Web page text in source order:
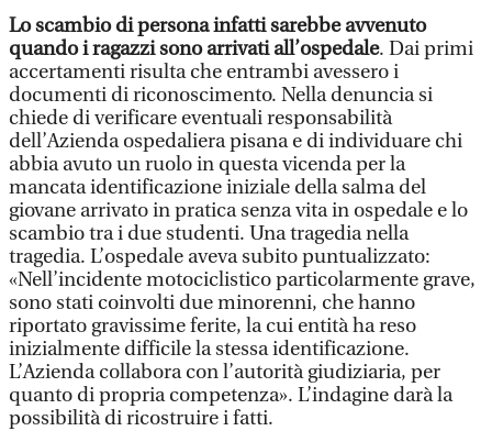
Lo scambio di persona infatti sarebbe avvenuto
quando i ragazzi sono arrivati all’ospedale. Dai primi
accertamenti risulta che entrambi avessero i
documenti di riconoscimento. Nella denuncia si
chiede di verificare eventuali responsabilità
dell’Azienda ospedaliera pisana e di individuare chi
abbia avuto un ruolo in questa vicenda per la
mancata identificazione iniziale della salma del
giovane arrivato in pratica senza vita in ospedale e lo
scambio tra i due studenti. Una tragedia nella
tragedia. L’ospedale aveva subito puntualizzato:
«Nell’incidente motociclistico particolarmente grave,
sono stati coinvolti due minorenni, che hanno
riportato gravissime ferite, la cui entità ha reso
inizialmente difficile la stessa identificazione.
L’Azienda collabora con l’autorità giudiziaria, per
quanto di propria competenza». L’indagine darà la
possibilità di ricostruire i fatti.